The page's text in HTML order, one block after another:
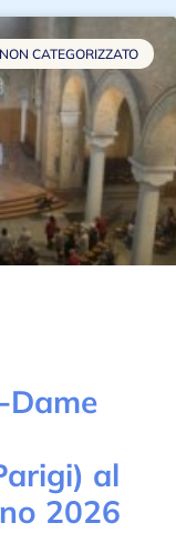
NON CATEGORIZZATO
al
2026